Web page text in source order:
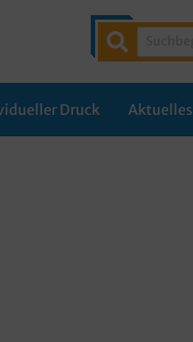
Druck Aktuelles